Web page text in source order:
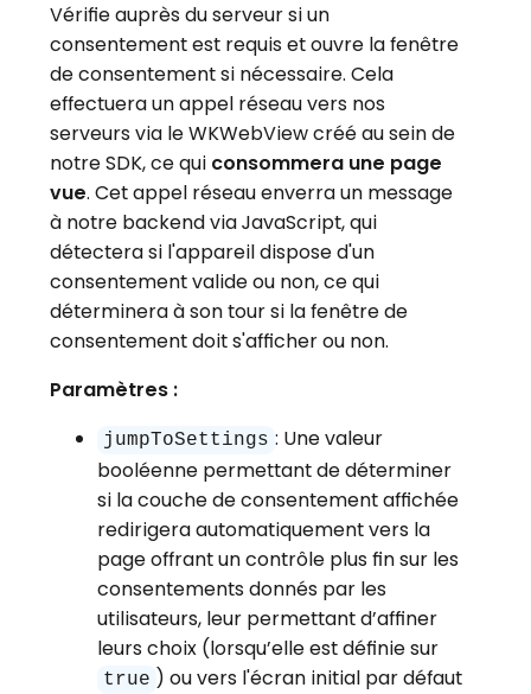
Vérifie auprès du serveur si un
consentement est requis et ouvre la fenêtre
de consentement si nécessaire. Cela
effectuera un appel réseau vers nos
serveurs via le WKWebView créé au sein de
notre SDK, ce qui consommera une page
vue. Cet appel réseau enverra un message
à notre backend via JavaScript, qui
détectera si l'appareil dispose d'un
consentement valide ou non, ce qui
déterminera à son tour si la fenêtre de
consentement doit s'afficher ou non.
Paramètres :
jumpToSettings : Une valeur
booléenne permettant de déterminer
si la couche de consentement affichée
redirigera automatiquement vers la
page offrant un contrôle plus fin sur les
consentements donnés par les
utilisateurs, leur permettant d’affiner
leurs choix (lorsqu’elle est définie sur
true ) ou vers l'écran initial par défaut